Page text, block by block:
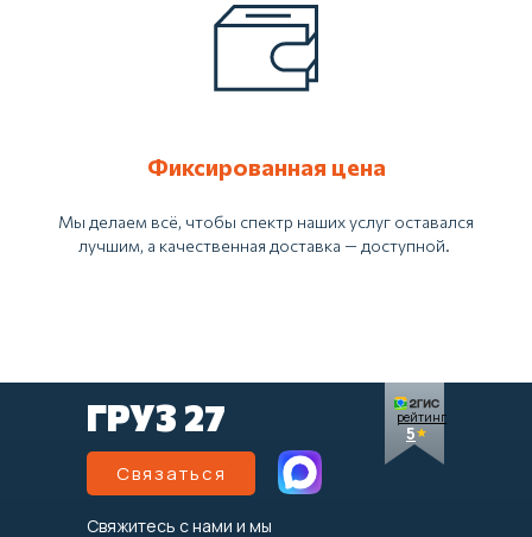
Фиксированная цена
Мы делаем всё, чтобы спектр наших услуг оставался
лучшим, а качественная доставка — доступной.
Связаться
Свяжитесь с нами и мы
ГРУЗ 27 рейтинг
5